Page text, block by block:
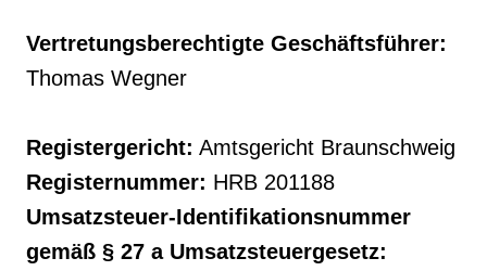
Vertretungsberechtigte Geschäftsführer:
Thomas Wegner
Registergericht: Amtsgericht Braunschweig
Registernummer: HRB 201188
Umsatzsteuer-Identifikationsnummer
gemäß § 27 a Umsatzsteuergesetz: